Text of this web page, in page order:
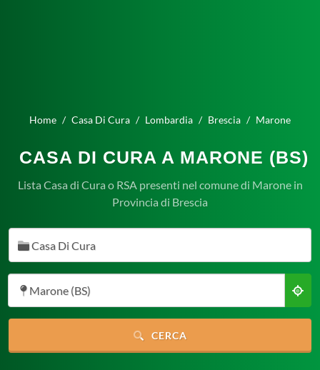
Home Casa Di Cura Lombardia Brescia Marone
CASA DI CURA A MARONE (BS)
Lista Casa di Cura o RSA presenti nel comune di Marone in
Provincia di Brescia
Casa Di Cura
Marone (BS)
CERCA